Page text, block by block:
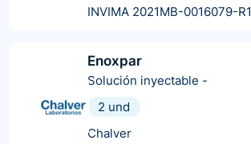
INVIMA 2021MB-0016079-R1
Enoxpar
Solución inyectable -
2 und
Chalver